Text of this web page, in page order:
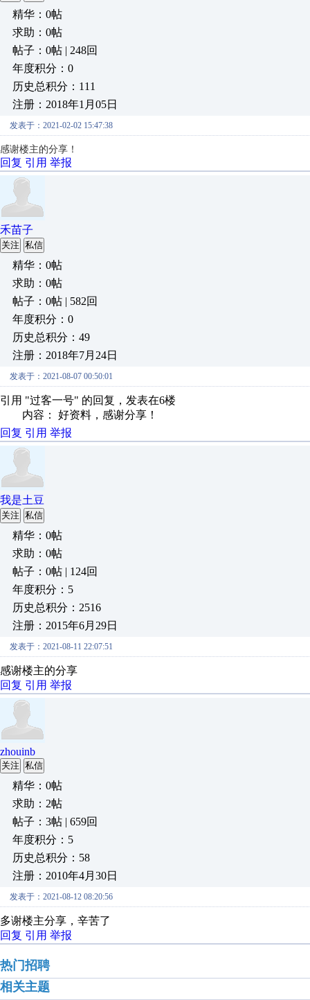
精华：0帖
求助：0帖
帖子：0帖 | 248回
年度积分：0
历史总积分：111
注册：2018年1月05日
发表于：2021-02-02 15:47:38
感谢楼主的分享！
回复 引用 举报
禾苗子
关注 私信
精华：0帖
求助：0帖
帖子：0帖 | 582回
年度积分：0
历史总积分：49
注册：2018年7月24日
发表于：2021-08-07 00:50:01
引用 "过客一号" 的回复，发表在6楼
内容： 好资料，感谢分享！
回复 引用 举报
我是土豆
关注 私信
精华：0帖
求助：0帖
帖子：0帖 | 124回
年度积分：5
历史总积分：2516
注册：2015年6月29日
发表于：2021-08-11 22:07:51
感谢楼主的分享
回复 引用 举报
zhouinb
关注 私信
精华：0帖
求助：2帖
帖子：3帖 | 659回
年度积分：5
历史总积分：58
注册：2010年4月30日
发表于：2021-08-12 08:20:56
多谢楼主分享，辛苦了
回复 引用 举报
热门招聘
相关主题